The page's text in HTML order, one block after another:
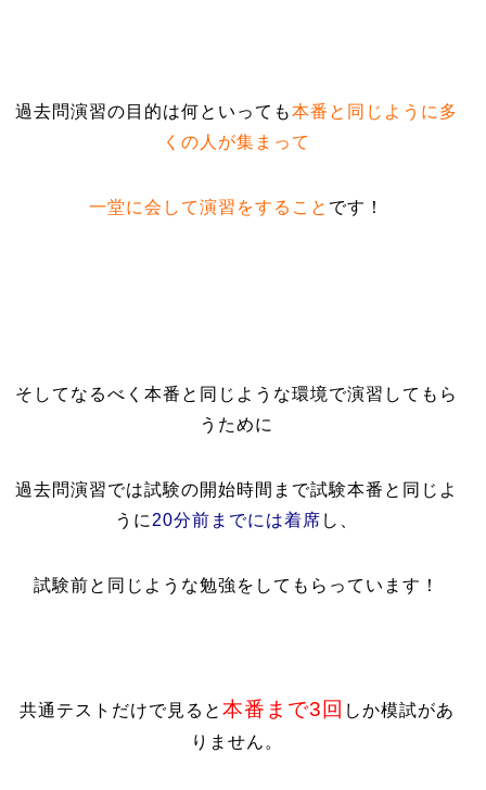
過去問演習の目的は何といっても本番と同じように多
くの人が集まって
一堂に会して演習をすること です！
そしてなるべく本番と同じような環境で演習してもら
うために
過去問演習では試験の開始時間まで試験本番と同じよ
うに 20分前までには着席 し、
試験前と同じような勉強をしてもらっています！
共通テストだけで見ると 本番まで3回 しか模試があ
りません。